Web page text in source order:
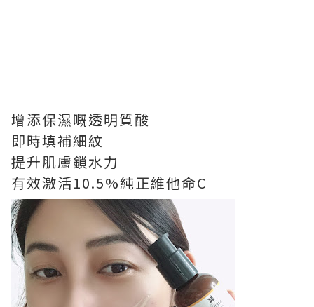
增添保濕嘅透明質酸
即時填補細紋
提升肌膚鎖水力
有效激活10.5%純正維他命C